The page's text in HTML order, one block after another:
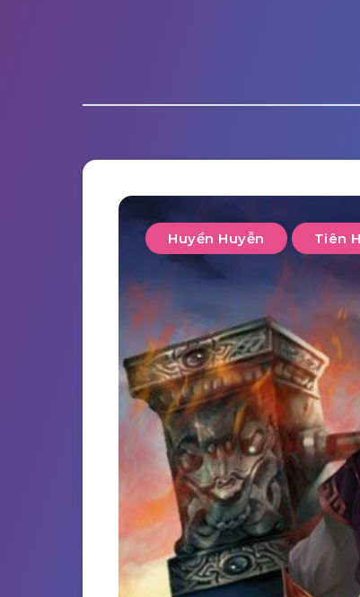
Huyền Huyễn Tiên